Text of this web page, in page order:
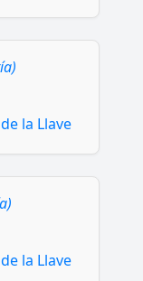
la Llave
la Llave